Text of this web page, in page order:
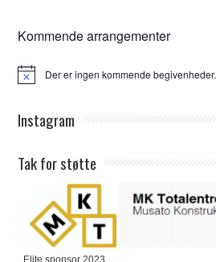
Kommende arrangementer
Notice Der er ingen kommende begivenheder.
Instagram
Tak for støtte
Elite sponsor 2023